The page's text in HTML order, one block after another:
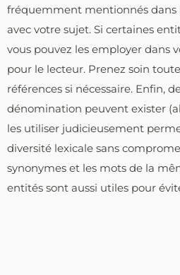
fréquemment mentionnés dans
avec votre sujet. Si certaines
vous pouvez les employer dans
pour le lecteur. Prenez soin
références si nécessaire. Enfin,
dénomination peuvent exister
les utiliser judicieusement
diversité lexicale sans
synonymes et les mots de la
entités sont aussi utiles pour